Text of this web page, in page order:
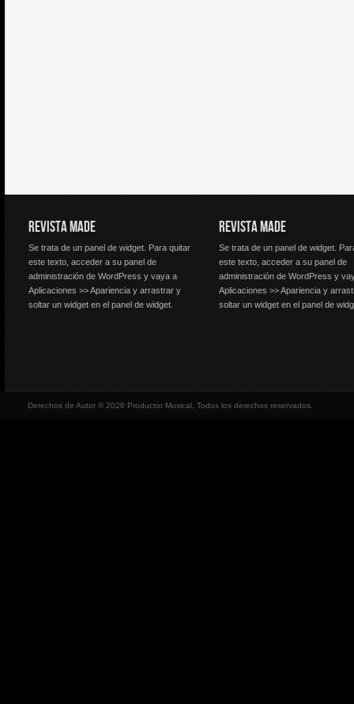
REVISTA MADE
Se trata de un panel de widget. Para quitar
este texto, acceder a su panel de
administración de WordPress y vaya a
Aplicaciones >> Apariencia y arrastrar y
soltar un widget en el panel de widget.
REVISTA MADE
Se trata de un panel de widget.
este texto, acceder a su panel de
administración de WordPress y
Aplicaciones >> Apariencia y
soltar un widget en el panel de
Derechos de Autor © 2026 Productor Musical, Todos los derechos reservados.